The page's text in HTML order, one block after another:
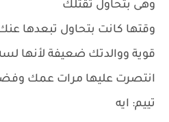
وهى بتحاول تقتلك
وقتها كانت بتحاول تبعدها
قوية ووالدتك ضعيفة لأنها
انتصرت عليها مرات عمك
تييم: ايه